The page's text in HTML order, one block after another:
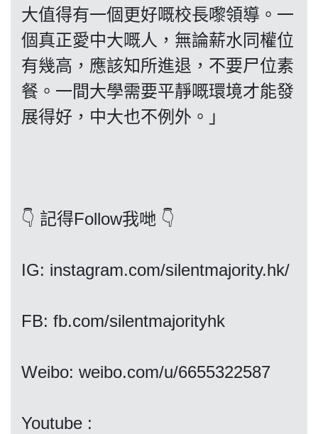
昔日
系列
活動
我們的立場
大值得有一個更好嘅校長嚟領導。一
個真正愛中大嘅人，無論薪水同權位
有幾高，應該知所進退，不要尸位素
餐。一間大學需要平靜嘅環境才能發
展得好，中大也不例外。」
👇 記得Follow我哋 👇
IG: instagram.com/silentmajority.hk/
FB: fb.com/silentmajorityhk
Weibo: weibo.com/u/6655322587
Youtube :